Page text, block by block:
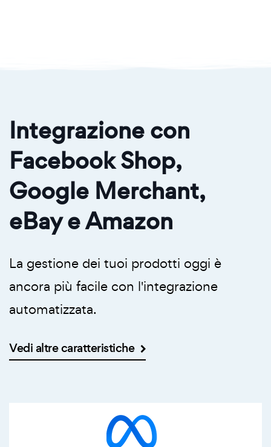
Integrazione con
Facebook Shop,
Google Merchant,
eBay e Amazon
La gestione dei tuoi prodotti oggi è
ancora più facile con l'integrazione
automatizzata.
Vedi altre caratteristiche